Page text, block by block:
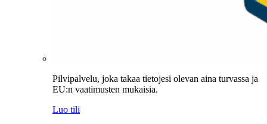
Pilvipalvelu, joka takaa tietojesi olevan aina turvassa ja
EU:n vaatimusten mukaisia.
Luo tili